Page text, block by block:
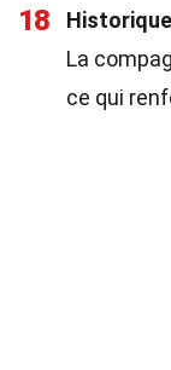
18
La
ce qui